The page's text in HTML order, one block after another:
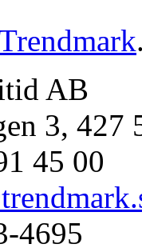
AB
3,
45 00
4695